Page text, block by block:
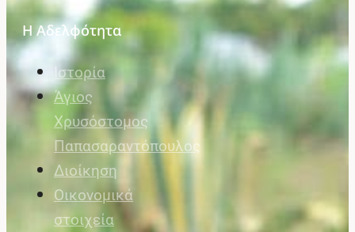
Η Αδελφότητα
Ιστορία
Άγιος
Χρυσόστομος
Παπασαραντόπουλος
Διοίκηση
Οικονομικά
στοιχεία